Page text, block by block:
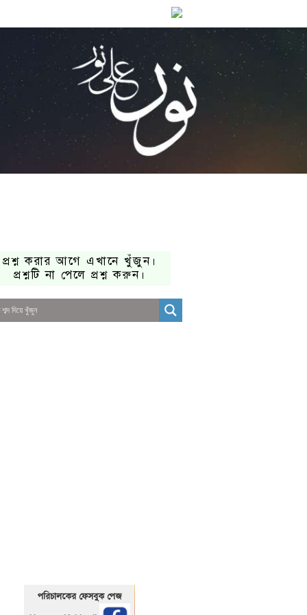
প্রশ্ন করার আগে এখানে খুঁজুন।
প্রশ্নটি না পেলে প্রশ্ন করুন।
পরিচালকের ফেসবুক পেজ